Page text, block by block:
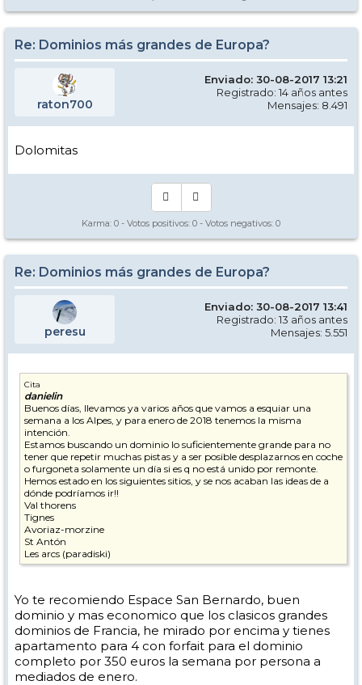
Re: Dominios más grandes de Europa?
raton700
Enviado: 30-08-2017 13:21
Registrado: 14 años antes
Mensajes: 8.491
Dolomitas
Karma: 0 - Votos positivos: 0 - Votos negativos: 0
Re: Dominios más grandes de Europa?
peresu
Enviado: 30-08-2017 13:41
Registrado: 13 años antes
Mensajes: 5.551
Cita
danielin
Buenos días, llevamos ya varios años que vamos a esquiar una
semana a los Alpes, y para enero de 2018 tenemos la misma
intención.
Estamos buscando un dominio lo suficientemente grande para no
tener que repetir muchas pistas y a ser posible desplazarnos en coche
o furgoneta solamente un día si es q no está unido por remonte.
Hemos estado en los siguientes sitios, y se nos acaban las ideas de a
dónde podríamos ir!!
Val thorens
Tignes
Avoriaz-morzine
St Antón
Les arcs (paradiski)
Yo te recomiendo Espace San Bernardo, buen
dominio y mas economico que los clasicos grandes
dominios de Francia, he mirado por encima y tienes
apartamento para 4 con forfait para el dominio
completo por 350 euros la semana por persona a
mediados de enero.